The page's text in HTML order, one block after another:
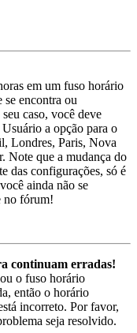
em um fuso horário
se encontra ou
caso, você deve
a opção para o
Londres, Paris, Nova
Note que a mudança do
das configurações, só é
ainda não se
no fórum!
continuam erradas!
o fuso horário
então o horário
incorreto. Por favor,
seja resolvido.